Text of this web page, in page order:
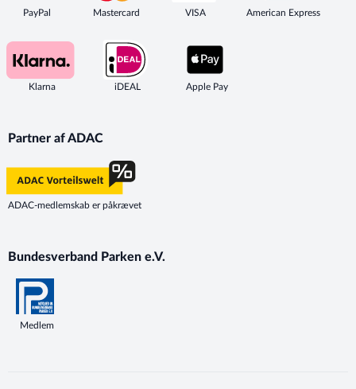
PayPal Mastercard VISA American Express
Klarna iDEAL Apple Pay
Partner af ADAC
ADAC-medlemskab er påkrævet
Bundesverband Parken e.V.
Medlem